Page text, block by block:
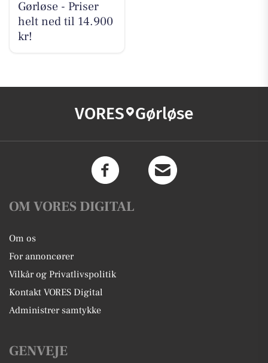
Gørløse - Priser
helt ned til 14.900
kr!
VORES Gørløse
OM VORES DIGITAL
Om os
For annoncører
Vilkår og Privatlivspolitik
Kontakt VORES Digital
Administrer samtykke
GENVEJE